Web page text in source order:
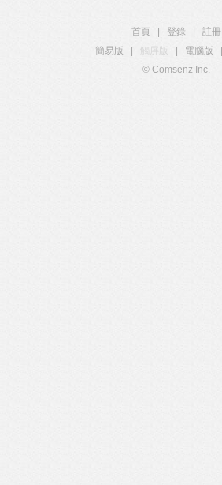
首頁 登錄
註冊
簡易版
觸屏版 電腦版
© Comsenz Inc.